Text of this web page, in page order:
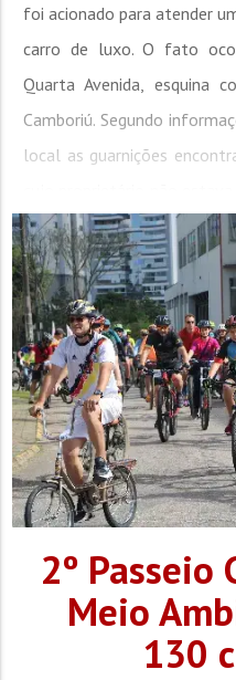
foi acionado para atender
carro de luxo. O fato
Quarta Avenida, esquina
Camboriú. Segundo
local as guarnições
cujo proprietário não
estacionado, foi...
2º Passeio
Meio
130